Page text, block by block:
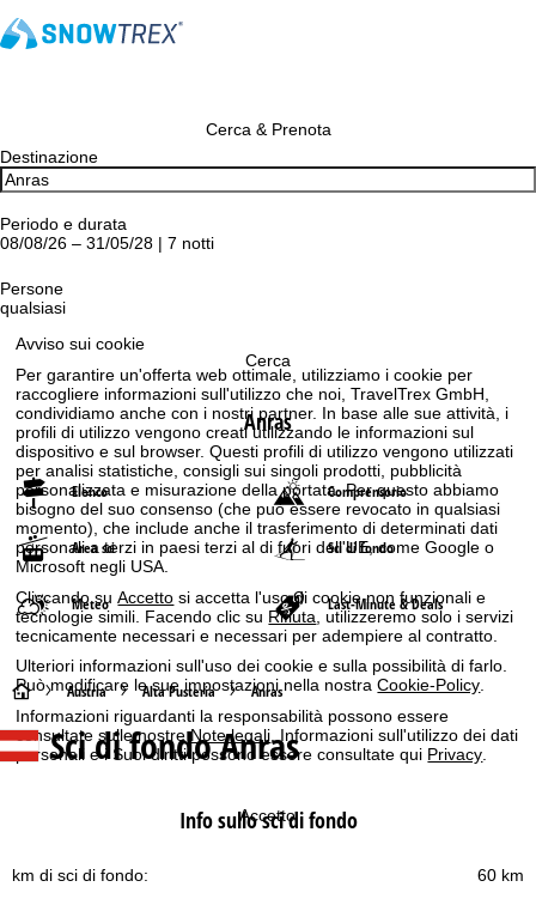
Avviso sui cookie
Per garantire un'offerta web ottimale, utilizziamo i cookie per
raccogliere informazioni sull'utilizzo che noi, TravelTrex GmbH,
condividiamo anche con i nostri partner. In base alle sue attività, i
profili di utilizzo vengono creati utilizzando le informazioni sul
dispositivo e sul browser. Questi profili di utilizzo vengono utilizzati
per analisi statistiche, consigli sui singoli prodotti, pubblicità
personalizzata e misurazione della portata. Per questo abbiamo
bisogno del suo consenso (che può essere revocato in qualsiasi
momento), che include anche il trasferimento di determinati dati
personali a terzi in paesi terzi al di fuori dell'UE, come Google o
Microsoft negli USA.
Cliccando suAccetto si accetta l'uso di cookie non funzionali e
tecnologie simili. Facendo clic su Rifiuta, utilizzeremo solo i servizi
tecnicamente necessari e necessari per adempiere al contratto.
Ulteriori informazioni sull'uso dei cookie e sulla possibilità di farlo.
Può modificare le sue impostazioni nella nostraCookie-Policy
Informazioni riguardanti la responsabilità possono essere
consultate sulle nostreNote legali . Informazioni sull'utilizzo dei dati
personali e i Suoi diritti possono essere consultate qui Privacy
Accetto
Cerca & Prenota
Destinazione
Periodo e durata
08/08/26 – 31/05/28 | 7 notti
Persone
qualsiasi
Cerca
Anras
Elenco Comprensorio
Area sci Sci di fondo
Meteo Last-Minute & Deals
H
o
p
Austria Alta Pusteria Anras
Sci di fondo Anras
Info sullo sci di fondo
60 km
km di sci di fondo: